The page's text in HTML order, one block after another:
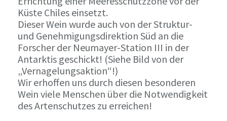
Küste Chiles einsetzt.
Dieser Wein wurde auch von der Struktur-
und Genehmigungsdirektion Süd an die
Forscher der Neumayer-Station III in der
Antarktis geschickt! (Siehe Bild von der
„Vernagelungsaktion“!)
Wir erhoffen uns durch diesen besonderen
Wein viele Menschen über die Notwendigkeit
des Artenschutzes zu erreichen!